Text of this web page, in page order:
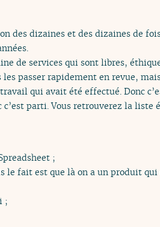
des dizaines et des dizaines de
de services qui sont libres,
passer rapidement en revue,
qui avait été effectué. Donc
parti. Vous retrouverez la liste
;
le fait est que là on a un produit qui
;